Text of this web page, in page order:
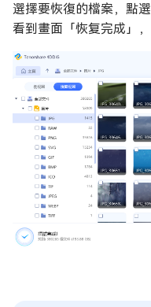
選擇要恢復的檔案，點
看到畫面「恢复完成」